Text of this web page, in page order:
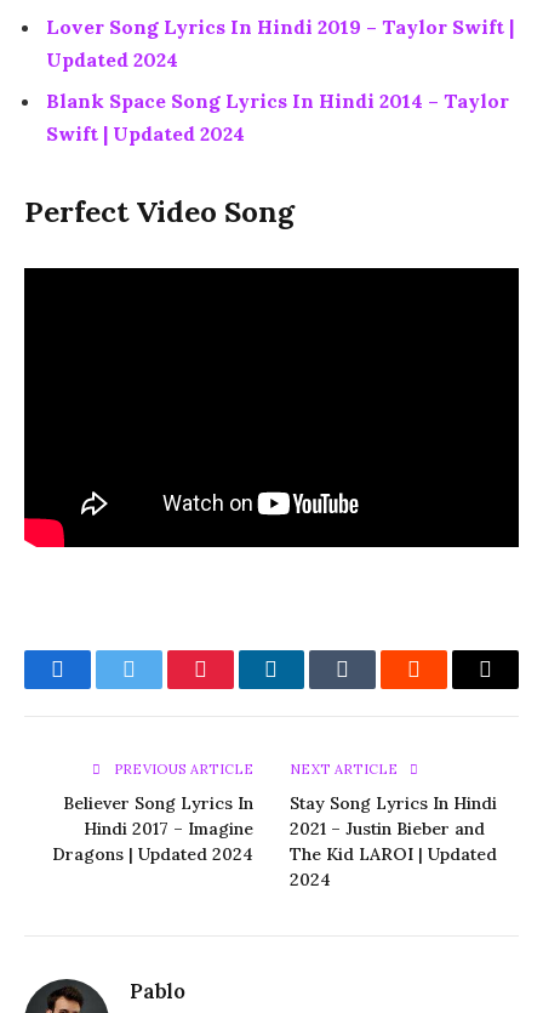
Lover Song Lyrics In Hindi 2019 – Taylor Swift |
Updated 2024
Blank Space Song Lyrics In Hindi 2014 – Taylor
Swift | Updated 2024
Perfect Video Song
FacebookTwitter PinterestLinkedInTumblr Reddit Email
PREVIOUS ARTICLE
Believer Song Lyrics In
Hindi 2017 – Imagine
Dragons | Updated 2024
NEXT ARTICLE
Stay Song Lyrics In Hindi
2021 – Justin Bieber and
The Kid LAROI | Updated
2024
Pablo